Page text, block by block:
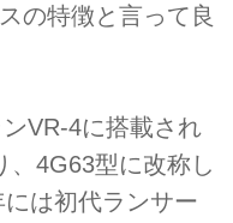
の特徴と言って良
VR-4に搭載され
、4G63型に改称し
は初代ランサー